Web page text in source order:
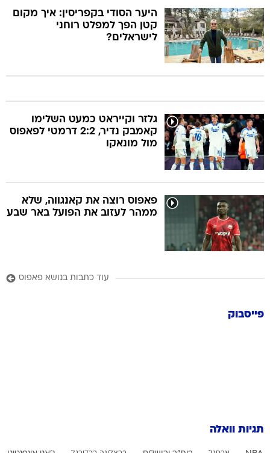
היער הסודי בקפריסין: איך מקום
קטן הפך למפלט רוחני
לישראלים?
גלזר וקייראט כמעט השלימו
קאמבק נדיר, 2:2 דרמטי לפאפוס
מול מונאקו
פאפוס רוצה את קאנגווה, שלא
ממהר לעזוב את הפועל באר שבע
עוד כתבות בנושא פאפוס
פייסבוק
תגיות וואלה